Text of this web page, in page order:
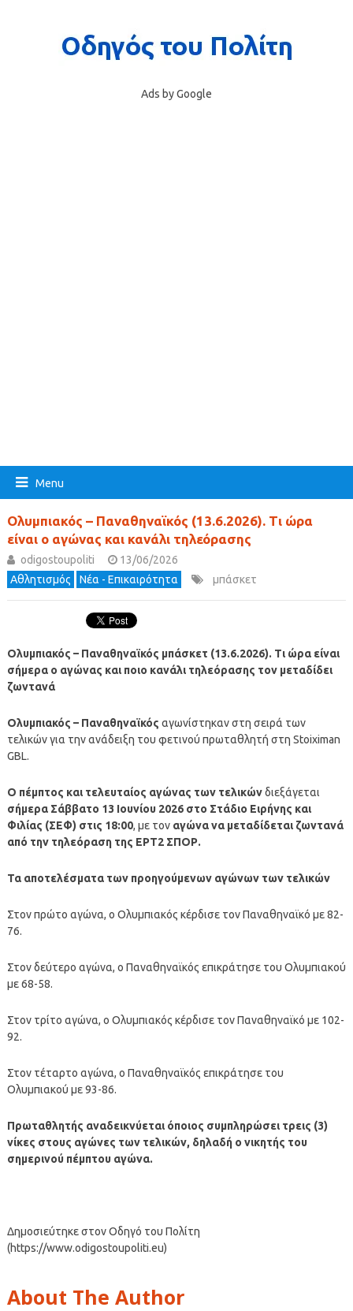
Ads by Google
Menu
Ολυμπιακός – Παναθηναϊκός (13.6.2026). Τι ώρα
είναι ο αγώνας και κανάλι τηλεόρασης
odigostoupoliti
13/06/2026
Αθλητισμός
Νέα - Επικαιρότητα μπάσκετ
Ολυμπιακός – Παναθηναϊκός μπάσκετ (13.6.2026). Τι ώρα είναι
σήμερα ο αγώνας και ποιο κανάλι τηλεόρασης τον μεταδίδει
ζωντανά
Ολυμπιακός – Παναθηναϊκός αγωνίστηκαν στη σειρά των
τελικών για την ανάδειξη του φετινού πρωταθλητή στη Stoiximan
GBL.
Ο πέμπτος και τελευταίος αγώνας των τελικώνδιεξάγεται
σήμερα Σάββατο 13 Ιουνίου 2026 στο Στάδιο Ειρήνης και
Φιλίας (ΣΕΦ) στις 18:00, με τον αγώνα να μεταδίδεται ζωντανά
από την τηλεόραση της ΕΡΤ2 ΣΠΟΡ.
Τα αποτελέσματα των προηγούμενων αγώνων των τελικών
Στον πρώτο αγώνα, ο Ολυμπιακός κέρδισε τον Παναθηναϊκό με 82-
76.
Στον δεύτερο αγώνα, ο Παναθηναϊκός επικράτησε του Ολυμπιακού
με 68-58.
Στον τρίτο αγώνα, ο Ολυμπιακός κέρδισε τον Παναθηναϊκό με 102-
92.
Στον τέταρτο αγώνα, ο Παναθηναϊκός επικράτησε του
Ολυμπιακού με 93-86.
Πρωταθλητής αναδεικνύεται όποιος συμπληρώσει τρεις (3)
νίκες στους αγώνες των τελικών, δηλαδή ο νικητής του
σημερινού πέμπτου αγώνα.
Δημοσιεύτηκε στον Οδηγό του Πολίτη
(https://www.odigostoupoliti.eu)
About The Author